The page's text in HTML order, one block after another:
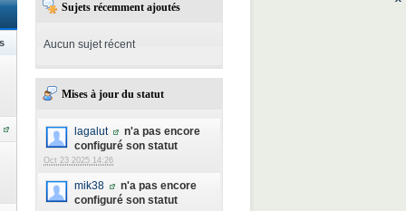
Sujets récemment ajoutés
Aucun sujet récent
Mises à jour du statut
lagalut
n'a pas encore
configuré son statut
Oct 23 2025 14:26
mik38
n'a pas encore
configuré son statut